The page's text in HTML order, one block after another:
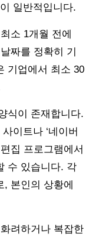
일반적입니다.
소 1개월 전에
짜를 정확히 기
기업에서 최소 30
식이 존재합니다.
사이트나 ‘네이버
집 프로그램에서
수 있습니다. 각
, 본인의 상황에
려하거나 복잡한